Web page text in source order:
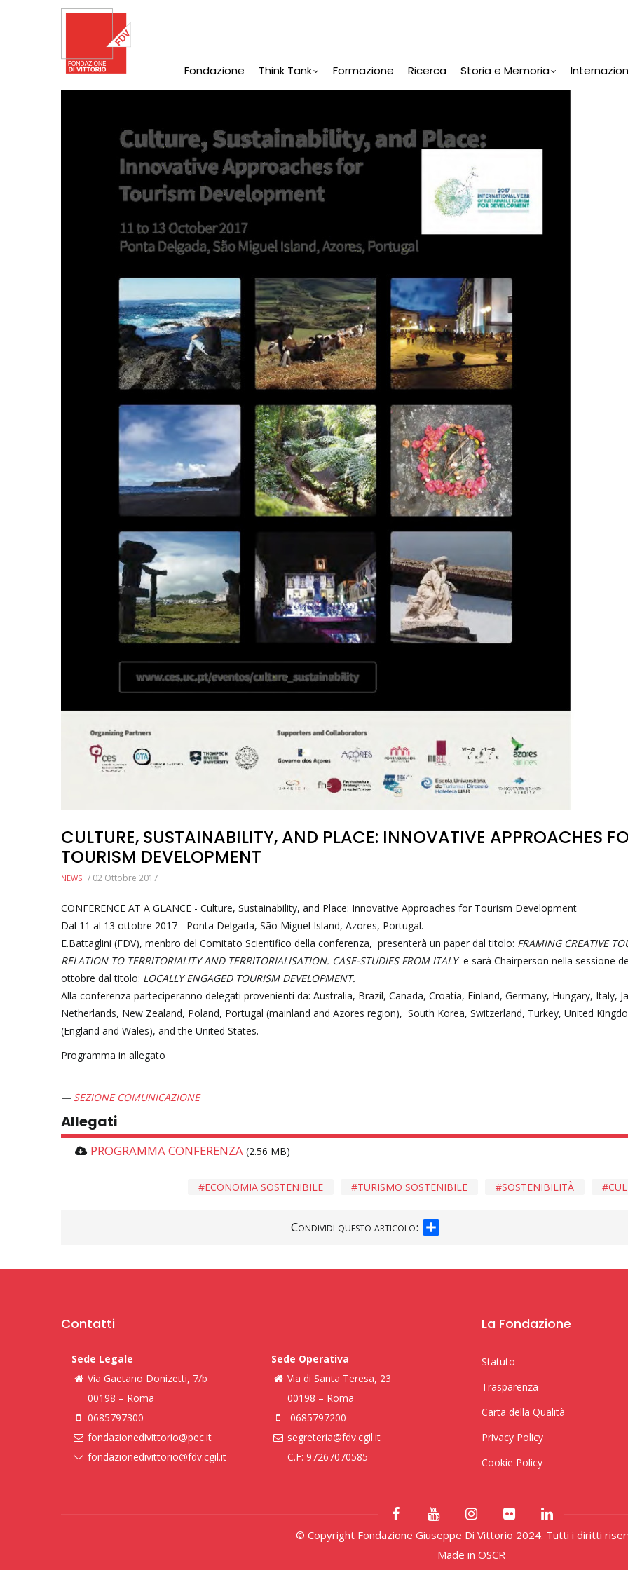
Main
Fondazione Think Tank Formazione Ricerca Storia e Memoria
CULTURE, SUSTAINABILITY, AND PLACE: INNOVATIVE APPROACHES
TOURISM DEVELOPMENT
NEWS / 02 Ottobre 2017
CONFERENCE AT A GLANCE - Culture, Sustainability, and Place: Innovative Approaches for Tourism Development
Dal 11 al 13 ottobre 2017 - Ponta Delgada, São Miguel Island, Azores, Portugal.
E.Battaglini (FDV), menbro del Comitato Scientifico della conferenza, presenterà un paper dal titolo: FRAMING CREATIVE
RELATION TO TERRITORIALITY AND TERRITORIALISATION. CASE-STUDIES FROM ITALYe sarà Chairperson nella sessione
ottobre dal titolo: LOCALLY ENGAGED TOURISM DEVELOPMENT.
Alla conferenza parteciperanno delegati provenienti da: Australia, Brazil, Canada, Croatia, Finland, Germany, Hungary, Italy,
Netherlands, New Zealand, Poland, Portugal (mainland and Azores region), South Korea, Switzerland, Turkey, United
(England and Wales), and the United States.
Programma in allegato
SEZIONE COMUNICAZIONE
Allegati
PROGRAMMA CONFERENZA (2.56 MB)
SOSTENIBILITÀ
TURISMO SOSTENIBILE
ECONOMIA SOSTENIBILE
Condividi questo articolo:
Contatti
Sede Legale
Via Gaetano Donizetti, 7/b
00198 – Roma
0685797300
fondazionedivittorio@pec.it
fondazionedivittorio@fdv.cgil.it
Sede Operativa
Via di Santa Teresa, 23
00198 – Roma
0685797200
segreteria@fdv.cgil.it
C.F: 97267070585
La Fondazione
Statuto
Trasparenza
Carta della Qualità
Privacy Policy
Cookie Policy
© Copyright Fondazione Giuseppe Di Vittorio 2024. Tutti i diritti
Made in OSCR